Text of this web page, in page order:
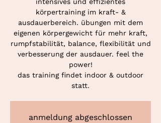
körpertraining im kraft- &
ausdauerbereich. übungen mit dem
eigenen körpergewicht für mehr kraft,
rumpfstabilität, balance, flexibilität und
verbesserung der ausdauer. feel the
power!
das training findet indoor & outdoor
statt.
anmeldung abgeschlossen